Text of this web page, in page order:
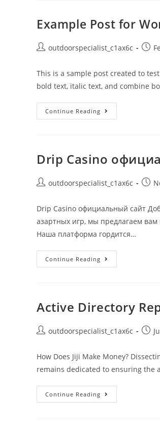
Example Post for
outdoorspecialist_c1ax6c
This is a sample post created to
bold text, italic text, and combine
Continue Reading
Drip Casino
outdoorspecialist_c1ax6c
Drip Casino официальный сайт
азартных игр, мы предлагаем
Наша платформа гордится…
Continue Reading
Active Directory
outdoorspecialist_c1ax6c
How Does Jiji Make Money?
remains dedicated to ensuring the
Continue Reading